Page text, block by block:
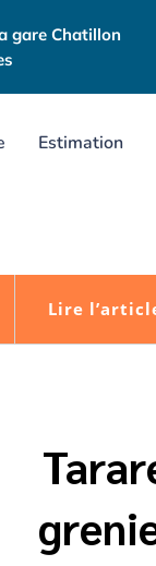
gare Chatillon
Estimation
Lire